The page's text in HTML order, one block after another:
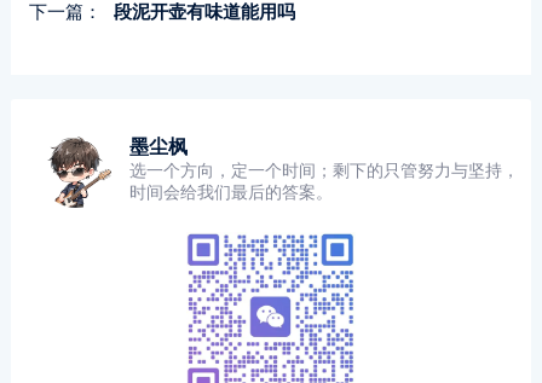
下一篇：
段泥开壶有味道能用吗
墨尘枫
选一个方向，定一个时间；剩下的只管努力与坚持，
时间会给我们最后的答案。